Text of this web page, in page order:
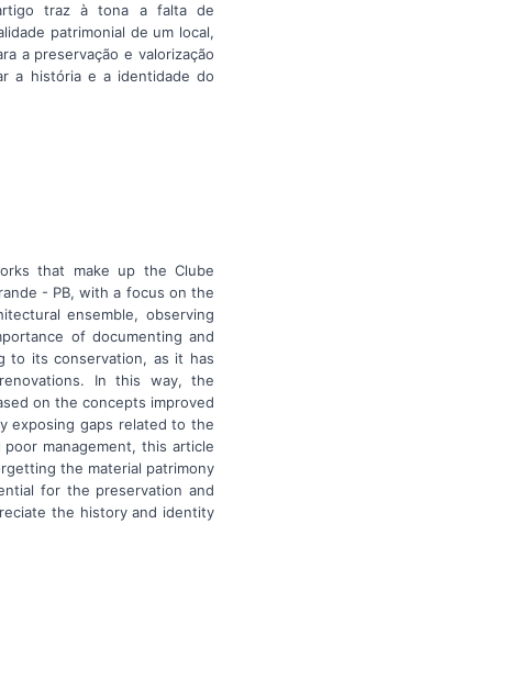
traz à tona a falta de
patrimonial de um local,
a preservação e valorização
a história e a identidade do
that make up the Clube
- PB, with a focus on the
ensemble, observing
of documenting and
to its conservation, as it has
In this way, the
on the concepts improved
exposing gaps related to the
management, this article
the material patrimony
for the preservation and
the history and identity